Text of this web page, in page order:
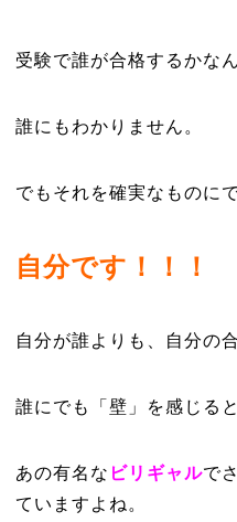
受験で誰が合格するかな
誰にもわかりません。
でもそれを確実なものに
自分です！！！
自分が誰よりも、自分の
誰にでも「壁」を感じる
あの有名な ビリギャルで
ていますよね。